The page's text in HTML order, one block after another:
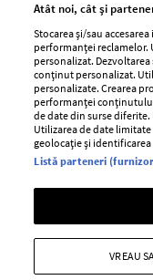
GSP
Unica
Baby
Retete
Pariază
Jocurile de
Copyright
Atât noi, cât și
Stocarea și/sau
performanței
personalizat.
conținut personalizat.
personalizate. Crearea
performanței
de date din surse
Utilizarea de date
geolocație și
Listă parteneri
VREAU